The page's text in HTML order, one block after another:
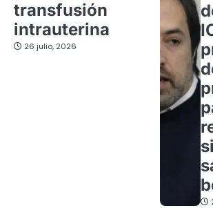
transfusión
intrauterina
26 julio, 2026